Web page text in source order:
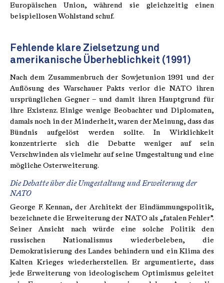
Europäischen Union, während sie gleichzeitig einen
beispiellosen Wohlstand schuf.
Fehlende klare Zielsetzung und
amerikanische Überheblichkeit (1991)
Nach dem Zusammenbruch der Sowjetunion 1991 und der
Auflösung des Warschauer Pakts verlor die NATO ihren
ursprünglichen Gegner – und damit ihren Hauptgrund für
ihre Existenz. Einige wenige Beobachter und Diplomaten,
damals noch in der Minderheit, waren der Meinung, dass das
Bündnis aufgelöst werden sollte. In Wirklichkeit
konzentrierte sich die Debatte weniger auf sein
Verschwinden als vielmehr auf seine Umgestaltung und eine
mögliche Osterweiterung.
Die Debatte über die Umgestaltung und Erweiterung der
NATO
George F. Kennan, der Architekt der Eindämmungspolitik,
bezeichnete die Erweiterung der NATO als „fatalen Fehler”.
Seiner Ansicht nach würde eine solche Politik den
russischen Nationalismus wiederbeleben, die
Demokratisierung des Landes behindern und ein Klima des
Kalten Krieges wiederherstellen. Er argumentierte, dass
jede Erweiterung von ideologischem Optimismus geleitet